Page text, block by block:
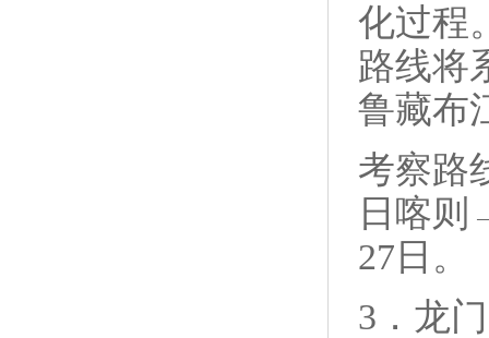
化过程
路线将
鲁藏布
考察路
日喀
27日。
3．龙